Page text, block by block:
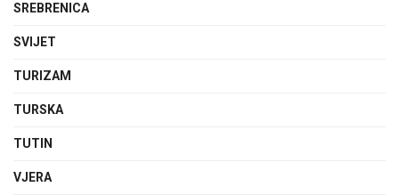
SREBRENICA
SVIJET
TURIZAM
TURSKA
TUTIN
VJERA